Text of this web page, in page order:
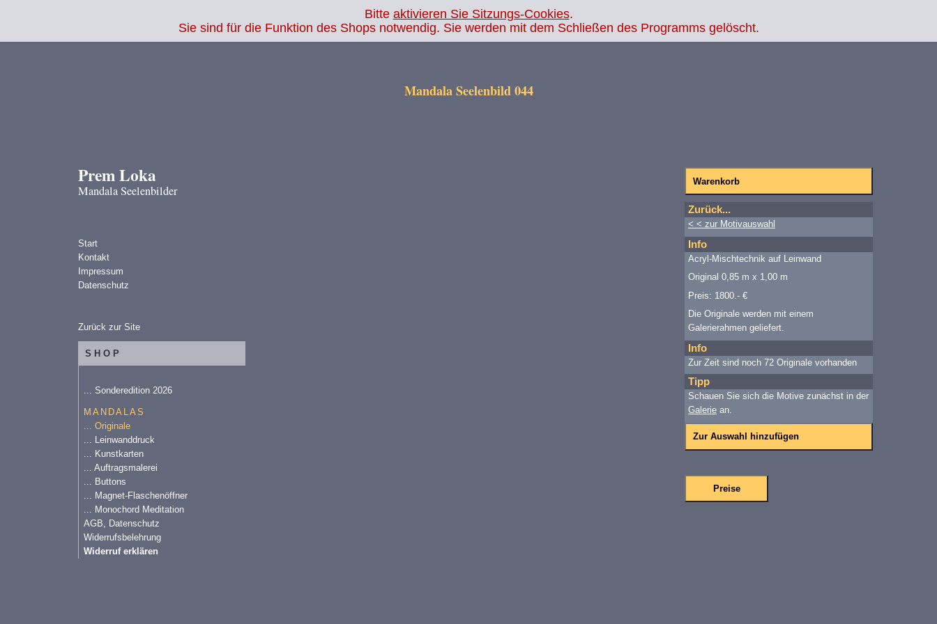
/www/htdocs/w01f7e05/2025/shop.php on line 14
Prem Loka
Mandala Seelenbilder
Start
Kontakt
Impressum
Datenschutz
Zurück zur Site
SHOP
... Sonderedition 2026
MANDALAS
... Originale
... Leinwanddruck
... Kunstkarten
... Auftragsmalerei
... Buttons
... Magnet-Flaschenöffner
... Monochord Meditation
AGB, Datenschutz
Widerrufsbelehrung
Widerruf erklären
Mandala Seelenbild 044
Zurück...
< < zur Motivauswahl
Info
Acryl-Mischtechnik auf Leinwand
Original 0,85 m x 1,00 m
Preis: 1800.- €
Die Originale werden mit einem
Galerierahmen geliefert.
Info
Zur Zeit sind noch 72 Originale vorhanden
Tipp
Schauen Sie sich die Motive zunächst in der
Galerie an.
Bitte aktivieren Sie Sitzungs-Cookies.
Sie sind für die Funktion des Shops notwendig. Sie werden mit dem Schließen des Programms gelöscht.